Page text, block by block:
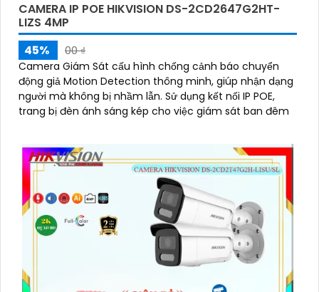
CAMERA IP POE HIKVISION DS-2CD2647G2HT-
LIZS 4MP
45%
00 ₫
Camera Giám Sát cấu hình chống cảnh báo chuyển
động giả Motion Detection thông minh, giúp nhận dạng
người mà không bị nhầm lẫn. Sử dụng kết nối IP POE,
trang bị đèn ánh sáng kép cho việc giám sát ban đêm